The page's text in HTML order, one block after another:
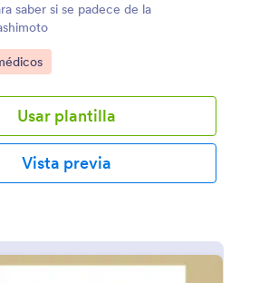
saber si se padece de la
Usar plantilla
Vista previa